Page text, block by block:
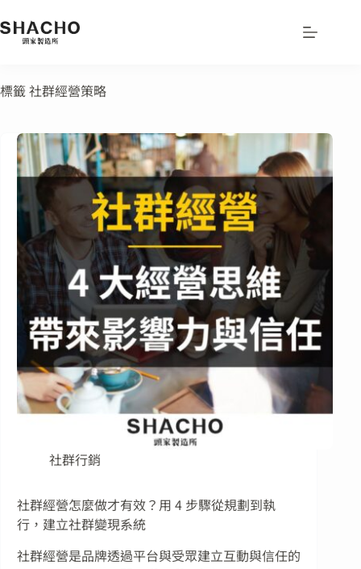
標籤社群經營策略
社群行銷
社群經營怎麼做才有效？用 4 步驟從規劃到執
行，建立社群變現系統
社群經營是品牌透過平台與受眾建立互動與信任的